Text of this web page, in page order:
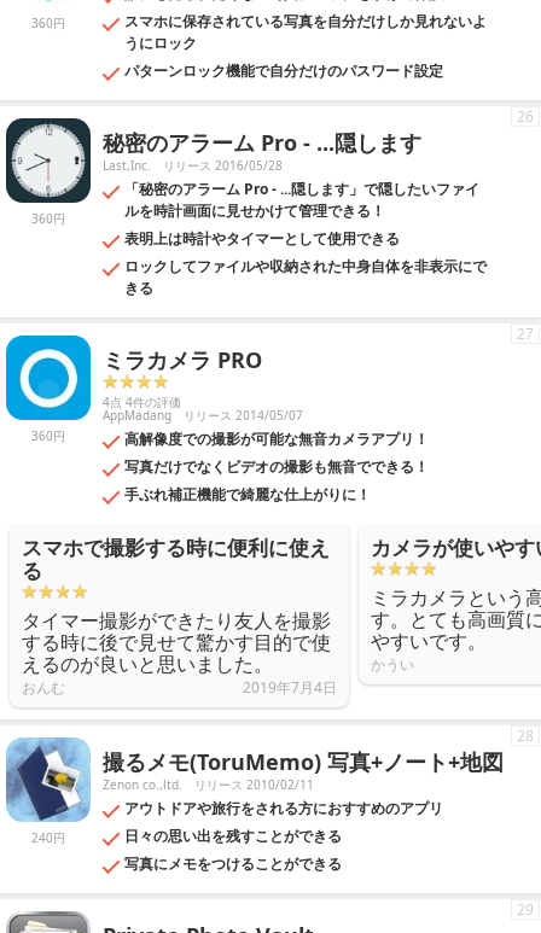
360円
スマホに保存されている写真を自分だけしか見れないよ
うにロック
パターンロック機能で自分だけのパスワード設定
360円
秘密のアラーム Pro - ...隠します
Last,Inc. リリース 2016/05/28
「秘密のアラーム Pro - ...隠します」で隠したいファイ
ルを時計画面に見せかけて管理できる！
表明上は時計やタイマーとして使用できる
ロックしてファイルや収納された中身自体を非表示にで
きる
26
360円
ミラカメラ PRO
4点 4件の評価
AppMadang リリース 2014/05/07
高解像度での撮影が可能な無音カメラアプリ！
写真だけでなくビデオの撮影も無音でできる！
手ぶれ補正機能で綺麗な仕上がりに！
27
スマホで撮影する時に便利に使え
る
タイマー撮影ができたり友人を撮影
する時に後で見せて驚かす目的で使
えるのが良いと思いました。
おんむ 2019年7月4日
カメラが使いやす
ミラカメラという
す。とても高画質
やすいです。
かうい
240円
撮るメモ(ToruMemo) 写真+ノート+地図
Zenon co.,ltd. リリース 2010/02/11
アウトドアや旅行をされる方におすすめのアプリ
日々の思い出を残すことができる
写真にメモをつけることができる
28
29